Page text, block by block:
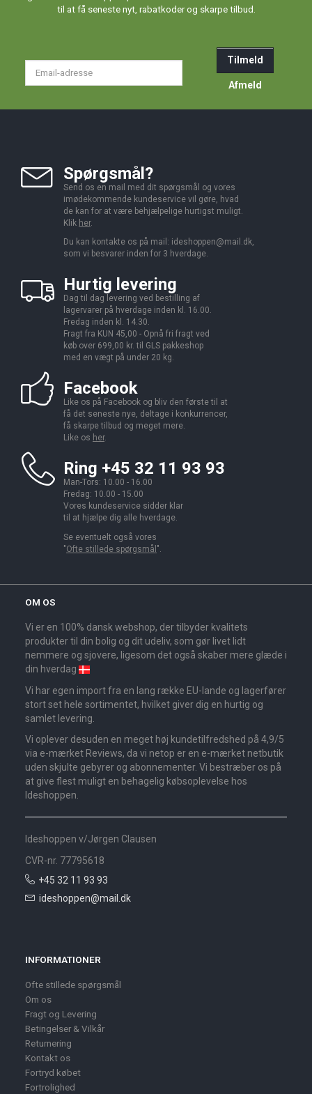
til at få seneste nyt, rabatkoder og skarpe tilbud.
Tilmeld
Afmeld
Spørgsmål?
Send os en mail med dit spørgsmål og vores
imødekommende kundeservice vil gøre, hvad
de kan for at være behjælpelige hurtigst muligt.
Klik her.
Du kan kontakte os på mail: ideshoppen@mail.dk,
som vi besvarer inden for 3 hverdage.
Hurtig levering
Dag til dag levering ved bestilling af
lagervarer på hverdage inden kl. 16.00.
Fredag inden kl. 14.30.
Fragt fra KUN 45,00 - Opnå fri fragt ved
køb over 699,00 kr. til GLS pakkeshop
med en vægt på under 20 kg.
Facebook
Like os på Facebook og bliv den første til at
få det seneste nye, deltage i konkurrencer,
få skarpe tilbud og meget mere.
Like os her.
Ring +45 32 11 93 93
Man-Tors: 10.00 - 16.00
Fredag: 10.00 - 15.00
Vores kundeservice sidder klar
til at hjælpe dig alle hverdage.
Se eventuelt også vores
"Ofte stillede spørgsmål ".
OM OS
Vi er en 100% dansk webshop, der tilbyder kvalitets
produkter til din bolig og dit udeliv, som gør livet lidt
nemmere og sjovere, ligesom det også skaber mere glæde i
din hverdag
Vi har egen import fra en lang række EU-lande og lagerfører
stort set hele sortimentet, hvilket giver dig en hurtig og
samlet levering.
Vi oplever desuden en meget høj kundetilfredshed på 4,9/5
via e-mærket Reviews, da vi netop er en e-mærket netbutik
uden skjulte gebyrer og abonnementer. Vi bestræber os på
at give flest muligt en behagelig købsoplevelse hos
Ideshoppen.
Ideshoppen v/Jørgen Clausen
CVR-nr. 77795618
+45 32 11 93 93
ideshoppen@mail.dk
INFORMATIONER
Ofte stillede spørgsmål
Om os
Fragt og Levering
Betingelser & Vilkår
Returnering
Kontakt os
Fortryd købet
Fortrolighed